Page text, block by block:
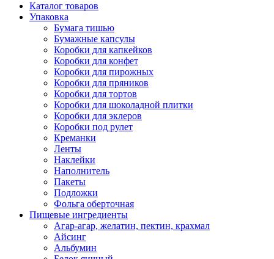
Каталог товаров
Упаковка
Бумага тишью
Бумажные капсулы
Коробки для капкейков
Коробки для конфет
Коробки для пирожных
Коробки для пряников
Коробки для тортов
Коробки для шоколадной плитки
Коробки для эклеров
Коробки под рулет
Креманки
Ленты
Наклейки
Наполнитель
Пакеты
Подложки
Фольга оберточная
Пищевые ингредиенты
Агар-агар, желатин, пектин, крахмал
Айсинг
Альбумин